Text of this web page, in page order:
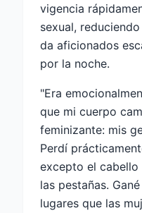
vigencia
sexual,
da aficionados
por la noche.
"Era
que mi cuerpo
feminizante: mis
Perdí
excepto el cabello
las pestañas.
lugares que las